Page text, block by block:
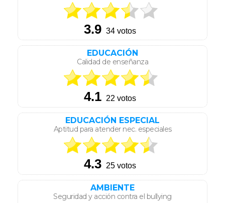
EDUCACIÓN
Calidad de enseñanza
EDUCACIÓN ESPECIAL
Aptitud para atender nec. especiales
AMBIENTE
Seguridad y acción contra el bullying